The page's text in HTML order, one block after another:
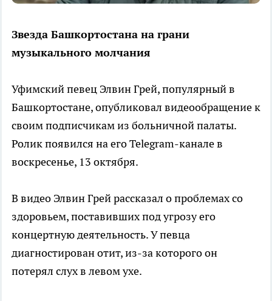
Звезда Башкортостана на грани
музыкального молчания
Уфимский певец Элвин Грей, популярный в
Башкортостане, опубликовал видеообращение к
своим подписчикам из больничной палаты.
Ролик появился на его Telegram-канале в
воскресенье, 13 октября.
В видео Элвин Грей рассказал о проблемах со
здоровьем, поставивших под угрозу его
концертную деятельность. У певца
диагностирован отит, из-за которого он
потерял слух в левом ухе.